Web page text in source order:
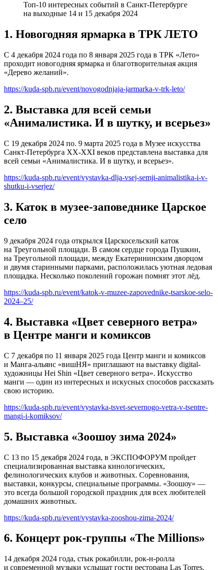
Топ-10 интересных событий в Санкт-Петербурге
на выходные 14 и 15 декабря 2024
1. Новогодняя ярмарка в ТРК ЛЕТО
С 4 декабря 2024 года по 8 января 2025 года в ТРК «Лето»
проходит новогодняя ярмарка и благотворительная акция
«Дерево желаний».
https://kuda-spb.ru/event/novogodnjaja-jarmarka-v-trk-leto/
2. Выставка для всей семьи
«Анималистика. И в шутку, и всерьез»
С 19 декабря 2024 по. 9 марта 2025 года в Музее искусства
Санкт-Петербурга ХХ-ХХІ веков представлена выставка для
всей семьи «Анималистика. И в шутку, и всерьез».
https://kuda-spb.ru/event/vystavka-dlja-vsej-semji-animalistika-i-v-
shutku-i-vserjez/
3. Каток в музее-заповеднике Царское
село
9 декабря 2024 года открылся Царскосельский каток
на Треугольной площади. В самом сердце города Пушкин,
на Треугольной площади, между Екатерининским дворцом
и двумя старинными парками, расположилась уютная ледовая
площадка. Несколько поколений горожан помнят этот лёд.
https://kuda-spb.ru/event/katok-v-muzee-zapovednike-tsarskoe-selo-
2024–25/
4. Выставка «Цвет северного ветра»
в Центре манги и комиксов
С 7 декабря по 11 января 2025 года Центр манги и комиксов
и Манга-альянс «вишНЯ» приглашают на выставку digital-
художницы Hei Shin «Цвет северного ветра». Искусство
манги — один из интересных и искусных способов рассказать
свою историю.
https://kuda-spb.ru/event/vystavka-tsvet-severnogo-vetra-v-tsentre-
mangi-i-komiksov/
5. Выставка «Зоошоу зима 2024»
С 13 по 15 декабря 2024 года, в ЭКСПОФОРУМ пройдет
специализированная выставка кинологических,
фелинологических клубов и животных. Соревнования,
выставки, конкурсы, специальные программы. «Зоошоу» —
это всегда большой городской праздник для всех любителей
домашних животных.
https://kuda-spb.ru/event/vystavka-zooshou-zima-2024/
6. Концерт рок-группы «The Millions»
14 декабря 2024 года, стык рокабилли, рок-н-ролла
и современной музыки услышат гости ресторана Las Torres.